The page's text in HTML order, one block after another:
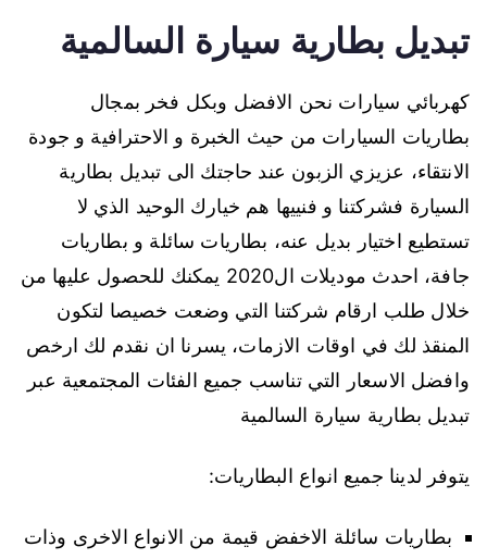
تبديل بطارية سيارة السالمية
كهربائي سيارات نحن الافضل وبكل فخر بمجال
بطاريات السيارات من حيث الخبرة و الاحترافية و جودة
الانتقاء، عزيزي الزبون عند حاجتك الى تبديل بطارية
السيارة فشركتنا و فنييها هم خيارك الوحيد الذي لا
تستطيع اختيار بديل عنه، بطاريات سائلة و بطاريات
جافة، احدث موديلات ال2020 يمكنك للحصول عليها من
خلال طلب ارقام شركتنا التي وضعت خصيصا لتكون
المنقذ لك في اوقات الازمات، يسرنا ان نقدم لك ارخص
وافضل الاسعار التي تناسب جميع الفئات المجتمعية عبر
تبديل بطارية سيارة السالمية
يتوفر لدينا جميع انواع البطاريات:
بطاريات سائلة الاخفض قيمة من الانواع الاخرى وذات